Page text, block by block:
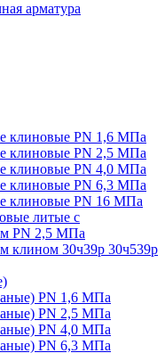
арматура
клиновые PN 1,6 МПа
клиновые PN 2,5 МПа
клиновые PN 4,0 МПа
клиновые PN 6,3 МПа
клиновые PN 16 МПа
литые с
PN 2,5 МПа
клином 30ч39р 30ч539р
PN 1,6 МПа
PN 2,5 МПа
PN 4,0 МПа
PN 6,3 МПа